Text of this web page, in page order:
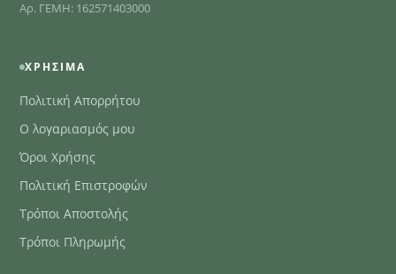
Αρ. ΓΕΜΗ: 162571403000
ΧΡΉΣΙΜΑ
Πολιτική Απορρήτου
Ο λογαριασμός μου
Όροι Χρήσης
Πολιτική Επιστροφών
Τρόποι Αποστολής
Τρόποι Πληρωμής